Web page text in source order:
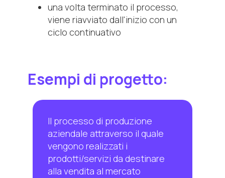
una volta terminato il processo,
viene riavviato dall'inizio con un
ciclo continuativo
Esempi di progetto:
Il processo di produzione
aziendale attraverso il quale
vengono realizzati i
prodotti/servizi da destinare
alla vendita al mercato